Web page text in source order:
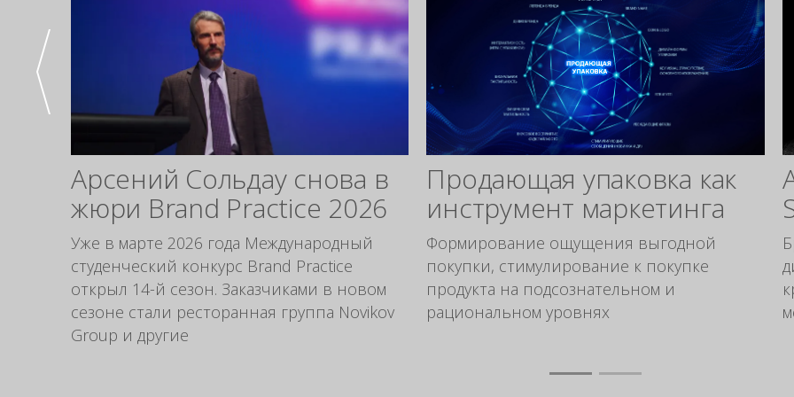
Арсений Сольдау снова в
жюри Brand Practice 2026
Уже в марте 2026 года Международный
студенческий конкурс Brand Practice
открыл 14-й сезон. Заказчиками в новом
сезоне стали ресторанная группа Novikov
Group и другие
Продающая упаковка как
инструмент маркетинга
Формирование ощущения выгодной
покупки, стимулирование к покупке
продукта на подсознательном и
рациональном уровнях